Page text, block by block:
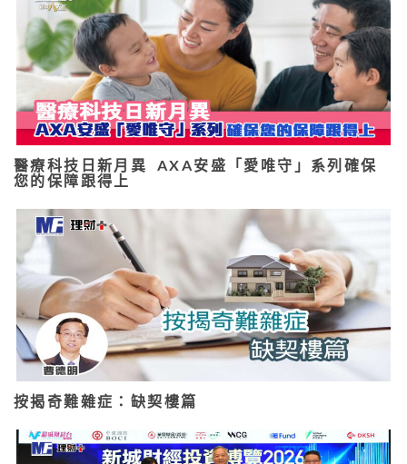
醫療科技日新月異 AXA安盛「愛唯守」系列確保
您的保障跟得上
按揭奇難雜症：缺契樓篇